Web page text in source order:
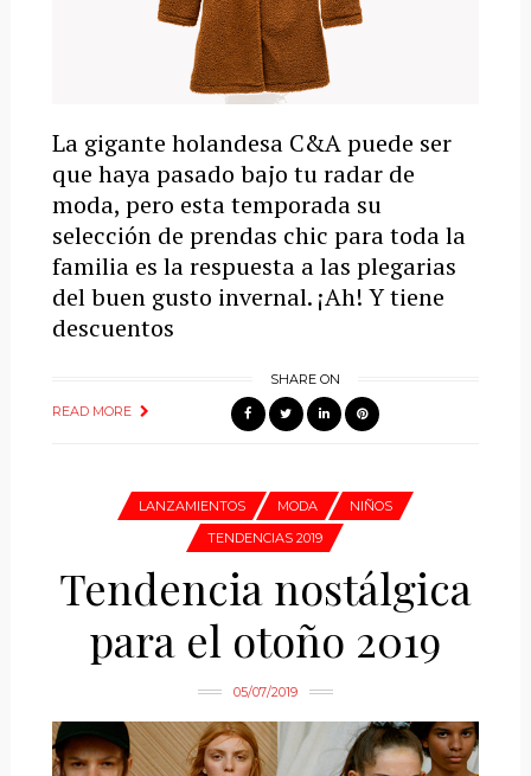
La gigante holandesa C&A puede ser
que haya pasado bajo tu radar de
moda, pero esta temporada su
selección de prendas chic para toda la
familia es la respuesta a las plegarias
del buen gusto invernal. ¡Ah! Y tiene
descuentos
READ MORE
SHARE ON
LANZAMIENTOS MODA
NIÑOS
TENDENCIAS 2019
Tendencia nostálgica
para el otoño 2019
05/07/2019